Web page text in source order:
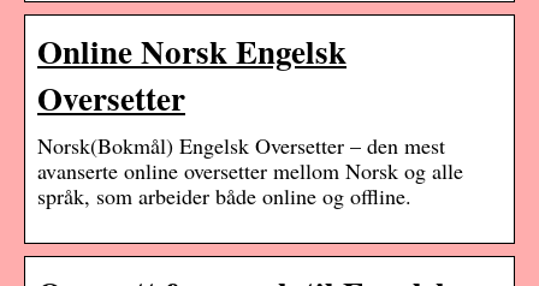
Online Norsk Engelsk
Oversetter
Norsk(Bokmål) Engelsk Oversetter – den mest
avanserte online oversetter mellom Norsk og alle
språk, som arbeider både online og offline.